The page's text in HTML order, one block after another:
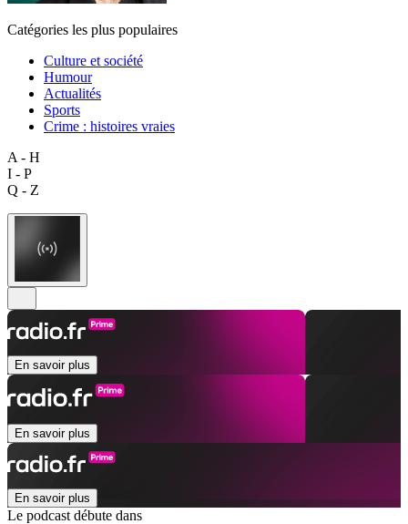
Catégories les plus populaires
Culture et société
Humour
Actualités
Sports
Crime : histoires vraies
A - H
I - P
Q - Z
En savoir plus
En savoir plus
En savoir plus
Le podcast débute dans